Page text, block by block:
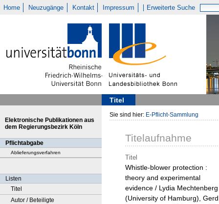
Home Neuzugänge Kontakt Impressum Erweiterte Suche
Titel
Elektronische Publikationen aus
dem Regierungsbezirk Köln
Pflichtabgabe
Ablieferungsverfahren
Listen
Titel
Autor / Beteiligte
Sie sind hier: E-Pflicht-Sammlung
Titelaufnahme
Titel
Whistle-blower protection :
theory and experimental
evidence / Lydia Mechtenberg
(University of Hamburg), Gerd